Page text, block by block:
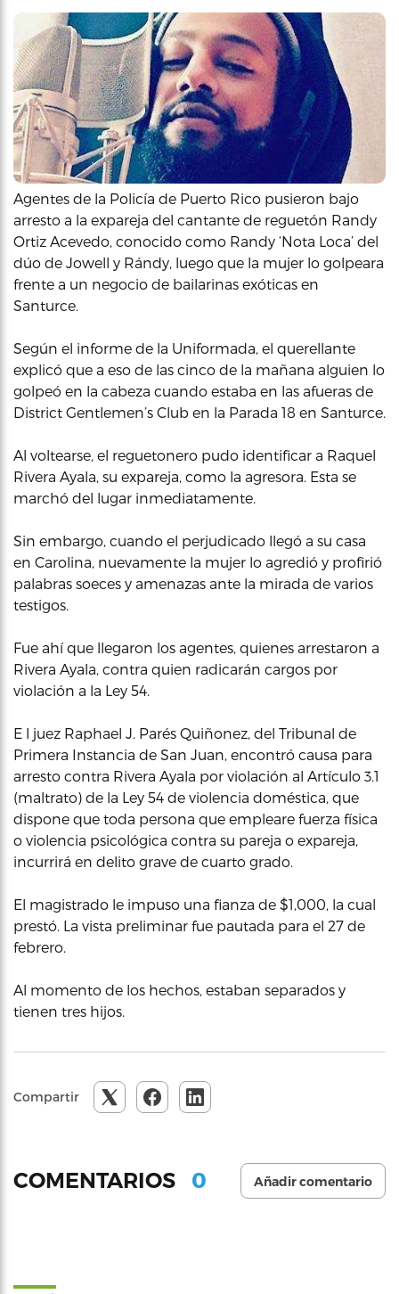
Agentes de la Policía de Puerto Rico pusieron bajo
arresto a la expareja del cantante de reguetón Randy
Ortiz Acevedo, conocido como Randy ‘Nota Loca’ del
dúo de Jowell y Rándy, luego que la mujer lo golpeara
frente a un negocio de bailarinas exóticas en
Santurce.
Según el informe de la Uniformada, el querellante
explicó que a eso de las cinco de la mañana alguien lo
golpeó en la cabeza cuando estaba en las afueras de
District Gentlemen’s Club en la Parada 18 en Santurce.
Al voltearse, el reguetonero pudo identificar a Raquel
Rivera Ayala, su expareja, como la agresora. Esta se
marchó del lugar inmediatamente.
Sin embargo, cuando el perjudicado llegó a su casa
en Carolina, nuevamente la mujer lo agredió y profirió
palabras soeces y amenazas ante la mirada de varios
testigos.
Fue ahí que llegaron los agentes, quienes arrestaron a
Rivera Ayala, contra quien radicarán cargos por
violación a la Ley 54.
E l juez Raphael J. Parés Quiñonez, del Tribunal de
Primera Instancia de San Juan, encontró causa para
arresto contra Rivera Ayala por violación al Artículo 3.1
(maltrato) de la Ley 54 de violencia doméstica, que
dispone que toda persona que empleare fuerza física
o violencia psicológica contra su pareja o expareja,
incurrirá en delito grave de cuarto grado.
El magistrado le impuso una fianza de $1,000, la cual
prestó. La vista preliminar fue pautada para el 27 de
febrero.
Al momento de los hechos, estaban separados y
tienen tres hijos.
Compartir
COMENTARIOS 0 Añadir comentario